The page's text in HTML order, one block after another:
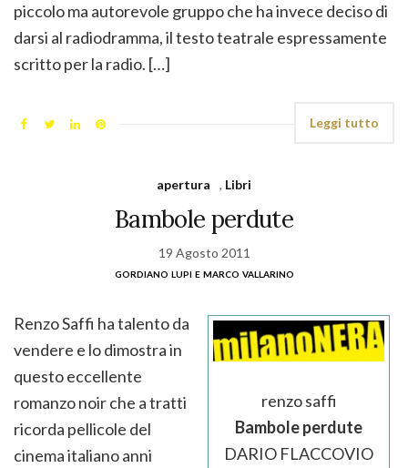
piccolo ma autorevole gruppo che ha invece deciso di
darsi al radiodramma, il testo teatrale espressamente
scritto per la radio. […]
Leggi tutto
apertura , Libri
Bambole perdute
19 Agosto 2011
gordiano lupi e marco vallarino
renzo saffi
Bambole perdute
DARIO FLACCOVIO
Renzo Saffi ha talento da
vendere e lo dimostra in
questo eccellente
romanzo noir che a tratti
ricorda pellicole del
cinema italiano anni